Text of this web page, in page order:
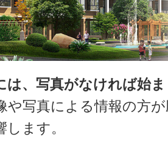
は、写真がなければ始
や写真による情報の方
ます。